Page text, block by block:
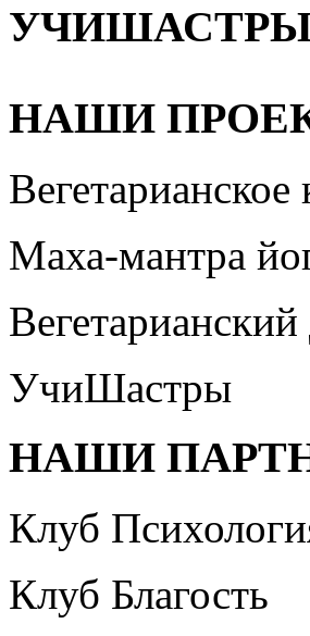
НАШИ
Маха-мантра
УчиШастры
НАШИ
Клуб
Клуб Благость